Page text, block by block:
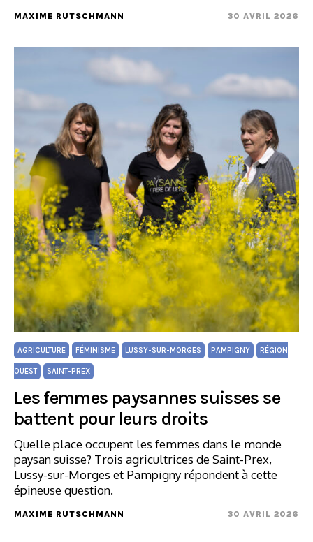
MAXIME RUTSCHMANN 30 AVRIL 2026
AGRICULTURE FÉMINISME LUSSY-SUR-MORGES PAMPIGNY RÉGION
OUEST SAINT-PREX
Les femmes paysannes suisses se
battent pour leurs droits
Quelle place occupent les femmes dans le monde
paysan suisse? Trois agricultrices de Saint-Prex,
Lussy-sur-Morges et Pampigny répondent à cette
épineuse question.
MAXIME RUTSCHMANN 30 AVRIL 2026